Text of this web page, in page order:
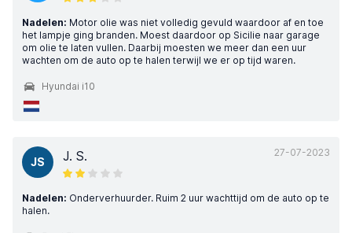
Nadelen: Motor olie was niet volledig gevuld waardoor af en toe
het lampje ging branden. Moest daardoor op Sicilie naar garage
om olie te laten vullen. Daarbij moesten we meer dan een uur
wachten om de auto op te halen terwijl we er op tijd waren.
Hyundai i10
27-07-2023
JS J. S.
Nadelen: Onderverhuurder. Ruim 2 uur wachttijd om de auto op te
halen.